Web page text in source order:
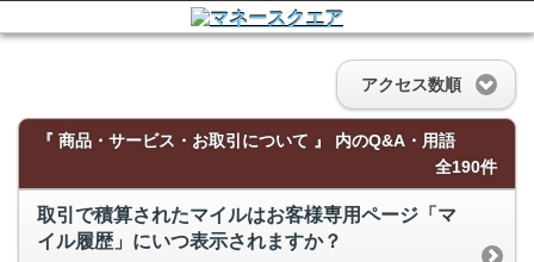
アクセス数順
『 商品・サービス・お取引について 』 内のQ&A・用語
全190件
取引で積算されたマイルはお客様専用ページ「マ
イル履歴」にいつ表示されますか？